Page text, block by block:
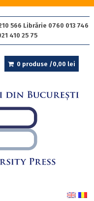
566 Librărie 0760 013 746
410 25 75
0 produse /0,00 lei